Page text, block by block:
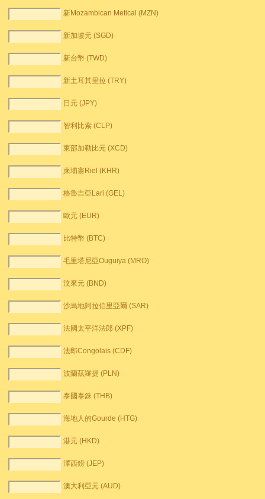
新Mozambican Metical (MZN)
新加坡元 (SGD)
新台幣 (TWD)
新土耳其里拉 (TRY)
日元 (JPY)
智利比索 (CLP)
東部加勒比元 (XCD)
柬埔寨Riel (KHR)
格魯吉亞Lari (GEL)
歐元 (EUR)
比特幣 (BTC)
毛里塔尼亞Ouguiya (MRO)
汶來元 (BND)
沙烏地阿拉伯里亞爾 (SAR)
法國太平洋法郎 (XPF)
法郎Congolais (CDF)
波蘭茲羅提 (PLN)
泰國泰銖 (THB)
海地人的Gourde (HTG)
港元 (HKD)
澤西鎊 (JEP)
澳大利亞元 (AUD)